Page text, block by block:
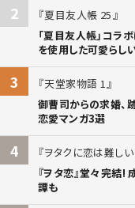
2
夏目友人帳 25
「夏目友人帳」コラ
を使用した可愛らし
3
天堂家物語 1
御曹司からの求婚、
恋愛マンガ3選
4
ヲタクに恋は難し
『ヲタ恋』堂々完結
譚も